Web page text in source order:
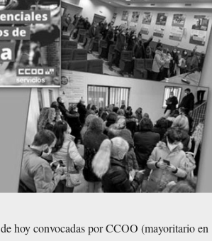
hoy convocadas por CCOO (mayoritario en